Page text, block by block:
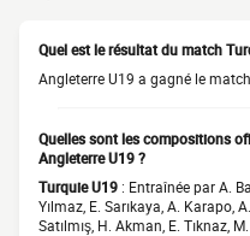
Quel est le résultat du match
Angleterre U19 a gagné le
Quelles sont les compositions
Angleterre U19 ?
Turquie U19 : Entraînée par A.
Yılmaz, E. Sarıkaya, A. Karapo,
Satılmış, H. Akman, E. Tıknaz,